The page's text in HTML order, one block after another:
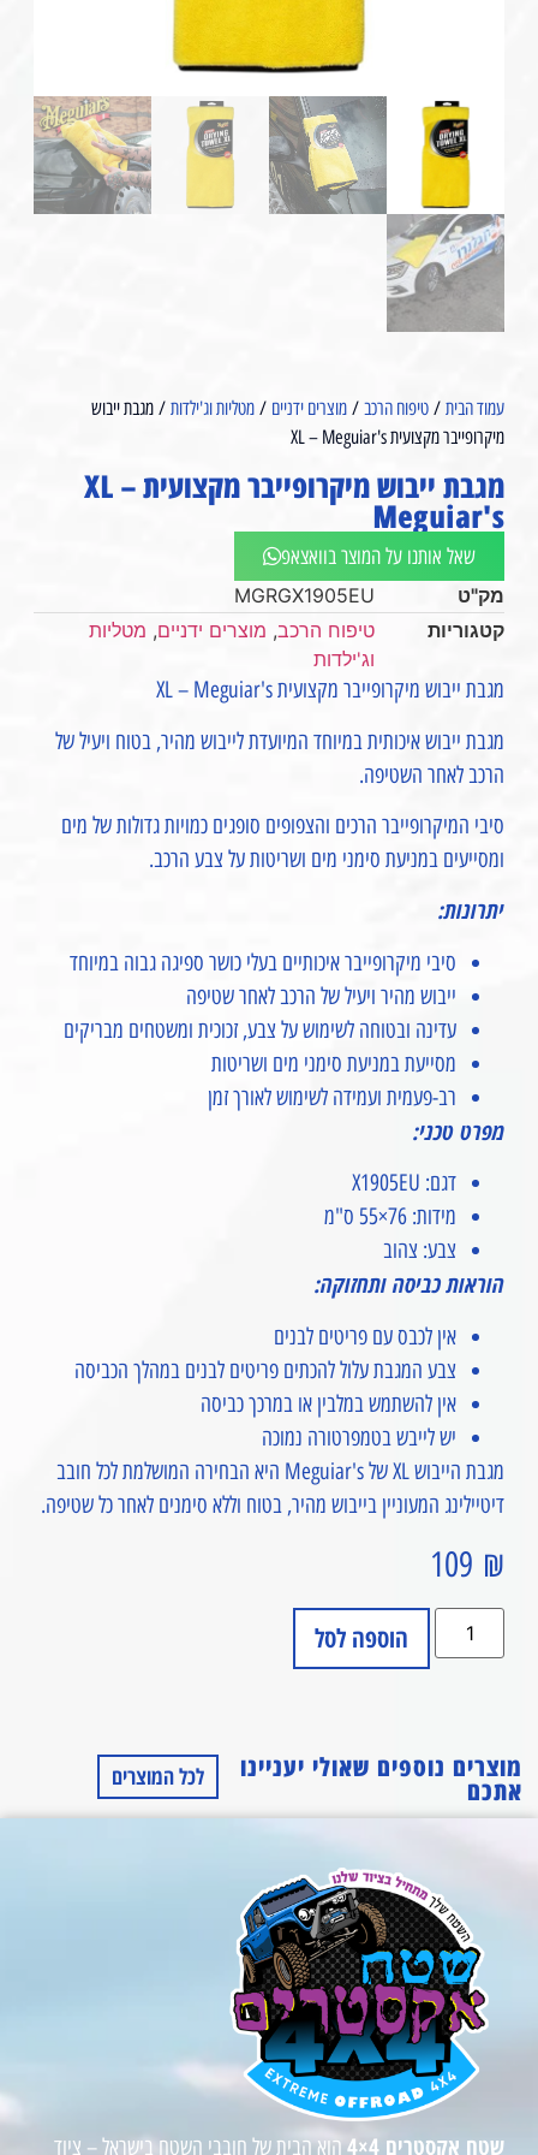
עמוד הבית/ טיפוח הרכב/ מוצרים ידניים / מטליות וג'ילדות/ מגבת ייבוש
מיקרופייבר מקצועית XL – Meguiar's
מגבת ייבוש מיקרופייבר מקצועית XL –
Meguiar's
שאל אותנו על המוצר בוואצאפ
מק"ט
MGRGX1905EU
קטגוריות
טיפוח הרכב, מוצרים ידניים, מטליות
וג'ילדות
מגבת ייבוש מיקרופייבר מקצועית XL – Meguiar's
מגבת ייבוש איכותית במיוחד המיועדת לייבוש מהיר, בטוח ויעיל של
הרכב לאחר השטיפה.
סיבי המיקרופייבר הרכים והצפופים סופגים כמויות גדולות של מים
ומסייעים במניעת סימני מים ושריטות על צבע הרכב.
יתרונות:
סיבי מיקרופייבר איכותיים בעלי כושר ספיגה גבוה במיוחד
ייבוש מהיר ויעיל של הרכב לאחר שטיפה
עדינה ובטוחה לשימוש על צבע, זכוכית ומשטחים מבריקים
מסייעת במניעת סימני מים ושריטות
רב-פעמית ועמידה לשימוש לאורך זמן
מפרט טכני:
דגם: X1905EU
מידות: 76×55 ס"מ
צבע: צהוב
הוראות כביסה ותחזוקה:
אין לכבס עם פריטים לבנים
צבע המגבת עלול להכתים פריטים לבנים במהלך הכביסה
אין להשתמש במלבין או במרכך כביסה
יש לייבש בטמפרטורה נמוכה
מגבת הייבוש XL של Meguiar's היא הבחירה המושלמת לכל חובב
דיטיילינג המעוניין בייבוש מהיר, בטוח וללא סימנים לאחר כל שטיפה.
109 ₪
הוספה לסל
מוצרים נוספים שאולי יעניינו
אתכם לכל המוצרים
שטח אקסטרים 4×4 הוא הבית של חובבי השטח בישראל – ציוד